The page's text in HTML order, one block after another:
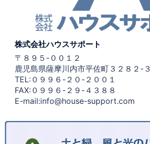
株式会社ハウスサポート
〒８９５-００１２
鹿児島県薩摩川内市平佐町３２８２-３
TEL:０９９６-２０-２００１
FAX:０９９６-２９-４３８８
E-mail:info@house-support.com